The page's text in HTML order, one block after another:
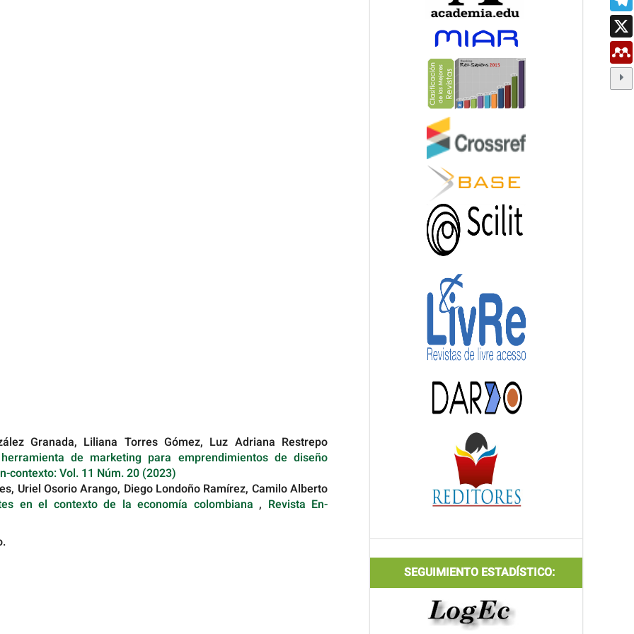
Granada, Liliana Torres Gómez, Luz Adriana Restrepo
de marketing para emprendimientos de diseño
contexto: Vol. 11 Núm. 20 (2023)
Uriel Osorio Arango, Diego Londoño Ramírez, Camilo Alberto
en el contexto de la economía colombiana , Revista En-
SEGUIMIENTO ESTADÍSTICO: